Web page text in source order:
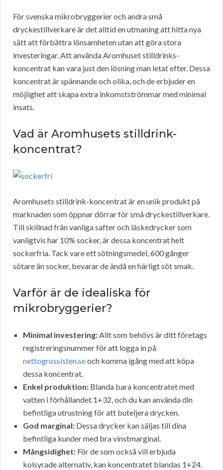
För svenska mikrobryggerier och andra små
dryckestillverkare är det alltid en utmaning att hitta nya
sätt att förbättra lönsamheten utan att göra stora
investeringar. Att använda Aromhuset stilldrinks-
koncentrat kan vara just den lösning man letat efter. Dessa
koncentrat är spännande och olika, och de erbjuder en
möjlighet att skapa extra inkomstströmmar med minimal
insats.
Vad är Aromhusets stilldrink-
koncentrat?
Aromhusets stilldrink-koncentrat är en unik produkt på
marknaden som öppnar dörrar för små dryckestillverkare.
Till skillnad från vanliga safter och läskedrycker som
vanligtvis har 10% socker, är dessa koncentrat helt
sockerfria. Tack vare ett sötningsmedel, 600 gånger
sötare än socker, bevarar de ändå en härligt söt smak.
Varför är de idealiska för
mikrobryggerier?
Minimal investering:Allt som behövs är ditt företags
registreringsnummer för att logga in på
nettogrossisten.seoch komma igång med att köpa
dessa koncentrat.
Enkel produktion: Blanda bara koncentratet med
vatten i förhållandet 1+32, och du kan använda din
befintliga utrustning för att buteljera drycken.
God marginal: Dessa drycker kan säljas till dina
befintliga kunder med bra vinstmarginal.
Mångsidighet: För de som också vill erbjuda
kolsyrade alternativ, kan koncentratet blandas 1+24.